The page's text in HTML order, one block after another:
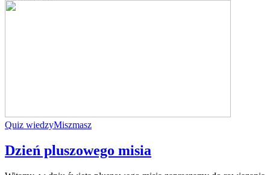
Quiz wiedzyMiszmasz
Dzień pluszowego misia